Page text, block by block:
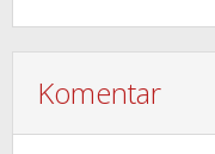
Komentar